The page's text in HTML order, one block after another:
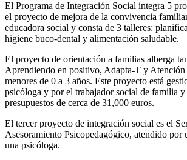
El Programa de Integración Social integra 5
el proyecto de mejora de la convivencia
educadora social y consta de 3 talleres:
higiene buco-dental y alimentación saludable.
El proyecto de orientación a familias alberga
Aprendiendo en positivo, Adapta-T y Atención
menores de 0 a 3 años. Este proyecto está
psicóloga y por el trabajador social de familia y
presupuestos de cerca de 31,000 euros.
El tercer proyecto de integración social es el
Asesoramiento Psicopedagógico, atendido por
una psicóloga.